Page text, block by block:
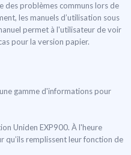
des problèmes communs lors de
les manuels d’utilisation sous
permet à l'utilisateur de voir
pour la version papier.
gamme d'informations pour
Uniden EXP900. À l'heure
qu’ils remplissent leur fonction de